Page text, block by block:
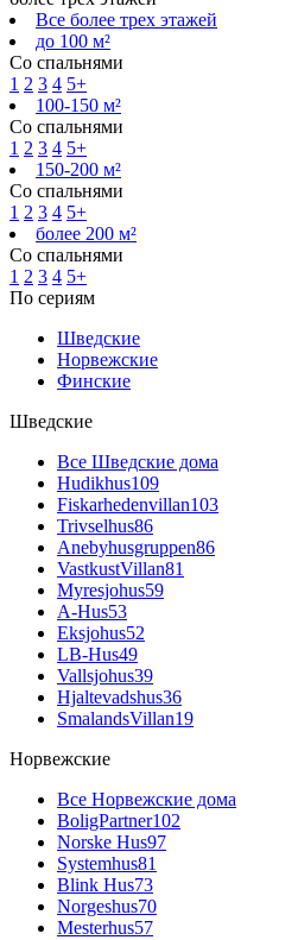
Все более трех этажей
до 100 м²
Со спальнями
1 2 3 4 5+
100-150 м²
Со спальнями
1 2 3 4 5+
150-200 м²
Со спальнями
1 2 3 4 5+
более 200 м²
Со спальнями
1 2 3 4 5+
По сериям
Шведские
Норвежские
Финские
Шведские
Все Шведские дома
Hudikhus109
Fiskarhedenvillan103
Trivselhus86
Anebyhusgruppen86
VastkustVillan81
Myresjohus59
A-Hus53
Eksjohus52
LB-Hus49
Vallsjohus39
Hjaltevadshus36
SmalandsVillan19
Норвежские
Все Норвежские дома
BoligPartner102
Norske Hus97
Systemhus81
Blink Hus73
Norgeshus70
Mesterhus57